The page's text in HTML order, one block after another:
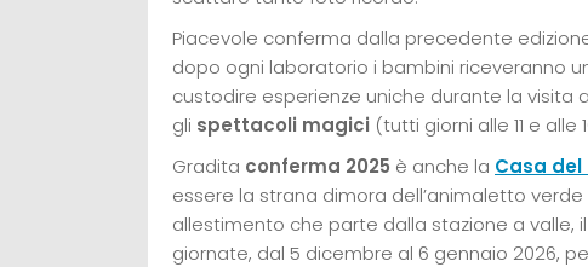
Piacevole conferma dalla precedente
dopo ogni laboratorio i bambini riceveranno
custodire esperienze uniche durante la visita
gli spettacoli magici (tutti giorni alle 11 e alle
Gradita conferma 2025 è anche la Casa del
essere la strana dimora dell’animaletto
allestimento che parte dalla stazione a valle,
giornate, dal 5 dicembre al 6 gennaio 2026,